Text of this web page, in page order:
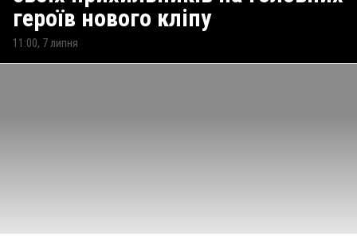
героїв нового кліпу
11:00, 7 липня